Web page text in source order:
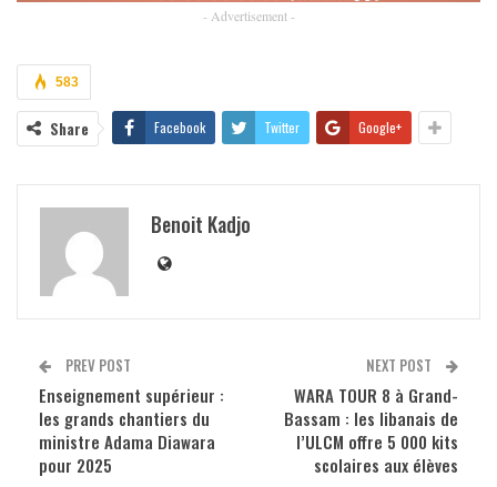
- Advertisement -
583
Share Facebook Twitter Google+
Benoit Kadjo
PREV POST
Enseignement supérieur :
les grands chantiers du
ministre Adama Diawara
pour 2025
NEXT POST
WARA TOUR 8 à Grand-
Bassam : les libanais de
l’ULCM offre 5 000 kits
scolaires aux élèves